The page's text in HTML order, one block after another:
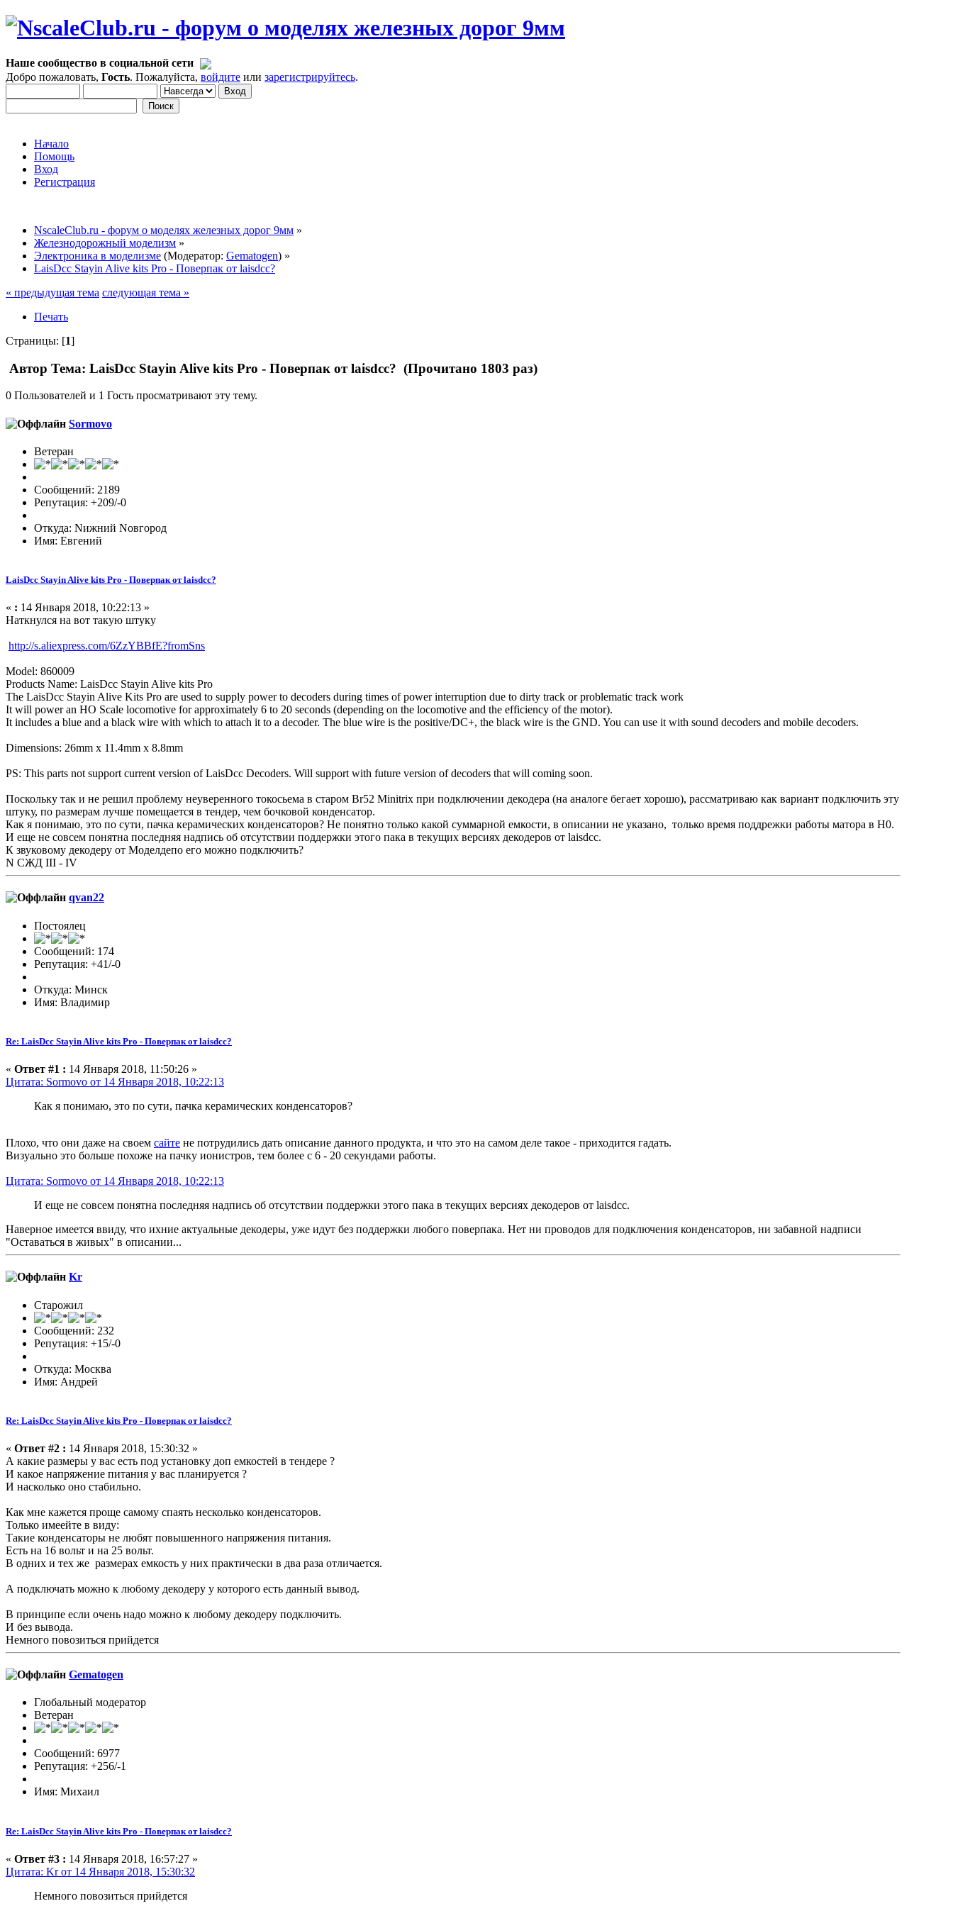
Наше сообщество в социальной сети
Добро пожаловать, Гость. Пожалуйста, войдите или зарегистрируйтесь.
Начало
Помощь
Вход
Регистрация
NscaleClub.ru - форум о моделях железных дорог 9мм »
Железнодорожный моделизм »
Электроника в моделизме (Модератор: Gematogen) »
LaisDcc Stayin Alive kits Pro - Поверпак от laisdcc?
« предыдущая тема следующая тема »
Печать
Страницы: [1]
Автор Тема: LaisDcc Stayin Alive kits Pro - Поверпак от laisdcc? (Прочитано 1803 раз)
0 Пользователей и 1 Гость просматривают эту тему.
Sormovo
Ветеран
Сообщений: 2189
Репутация: +209/-0
Откуда: Nижний Nовгород
Имя: Евгений
LaisDcc Stayin Alive kits Pro - Поверпак от laisdcc?
« : 14 Января 2018, 10:22:13 »
Наткнулся на вот такую штуку
http://s.aliexpress.com/6ZzYBBfE?fromSns
Model: 860009
Products Name: LaisDcc Stayin Alive kits Pro
The LaisDcc Stayin Alive Kits Pro are used to supply power to decoders during times of power interruption due to dirty track or problematic track work
It will power an HO Scale locomotive for approximately 6 to 20 seconds (depending on the locomotive and the efficiency of the motor).
It includes a blue and a black wire with which to attach it to a decoder. The blue wire is the positive/DC+, the black wire is the GND. You can use it with sound decoders and mobile decoders.
Dimensions: 26mm x 11.4mm x 8.8mm
PS: This parts not support current version of LaisDcc Decoders. Will support with future version of decoders that will coming soon.
Поскольку так и не решил проблему неуверенного токосьема в старом Br52 Minitrix при подключении декодера (на аналоге бегает хорошо), рассматриваю как вариант подключить эту
штуку, по размерам лучше помещается в тендер, чем бочковой конденсатор.
Как я понимаю, это по сути, пачка керамических конденсаторов? Не понятно только какой суммарной емкости, в описании не указано, только время поддрежки работы матора в Н0.
И еще не совсем понятна последняя надпись об отсутствии поддержки этого пака в текущих версиях декодеров от laisdcc.
К звуковому декодеру от Моделдепо его можно подключить?
N СЖД III - IV
qvan22
Постоялец
Сообщений: 174
Репутация: +41/-0
Откуда: Минск
Имя: Владимир
Re: LaisDcc Stayin Alive kits Pro - Поверпак от laisdcc?
« Ответ #1 : 14 Января 2018, 11:50:26 »
Цитата: Sormovo от 14 Января 2018, 10:22:13
Как я понимаю, это по сути, пачка керамических конденсаторов?
Плохо, что они даже на своем сайте не потрудились дать описание данного продукта, и что это на самом деле такое - приходится гадать.
Визуально это больше похоже на пачку ионистров, тем более с 6 - 20 секундами работы.
Цитата: Sormovo от 14 Января 2018, 10:22:13
И еще не совсем понятна последняя надпись об отсутствии поддержки этого пака в текущих версиях декодеров от laisdcc.
Наверное имеется ввиду, что ихние актуальные декодеры, уже идут без поддержки любого поверпака. Нет ни проводов для подключения конденсаторов, ни забавной надписи
"Оставаться в живых" в описании...
Kr
Старожил
Сообщений: 232
Репутация: +15/-0
Откуда: Москва
Имя: Андрей
Re: LaisDcc Stayin Alive kits Pro - Поверпак от laisdcc?
« Ответ #2 : 14 Января 2018, 15:30:32 »
А какие размеры у вас есть под установку доп емкостей в тендере ?
И какое напряжение питания у вас планируется ?
И насколько оно стабильно.
Как мне кажется проще самому спаять несколько конденсаторов.
Только имеейте в виду:
Такие конденсаторы не любят повышенного напряжения питания.
Есть на 16 вольт и на 25 вольт.
В одних и тех же размерах емкость у них практически в два раза отличается.
А подключать можно к любому декодеру у которого есть данный вывод.
В принципе если очень надо можно к любому декодеру подключить.
И без вывода.
Немного повозиться прийдется
Gematogen
Глобальный модератор
Ветеран
Сообщений: 6977
Репутация: +256/-1
Имя: Михаил
Re: LaisDcc Stayin Alive kits Pro - Поверпак от laisdcc?
« Ответ #3 : 14 Января 2018, 16:57:27 »
Цитата: Kr от 14 Января 2018, 15:30:32
Немного повозиться прийдется